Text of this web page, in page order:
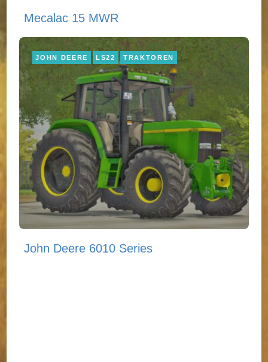
Mecalac 15 MWR
JOHN DEERE LS22 TRAKTOREN
John Deere 6010 Series